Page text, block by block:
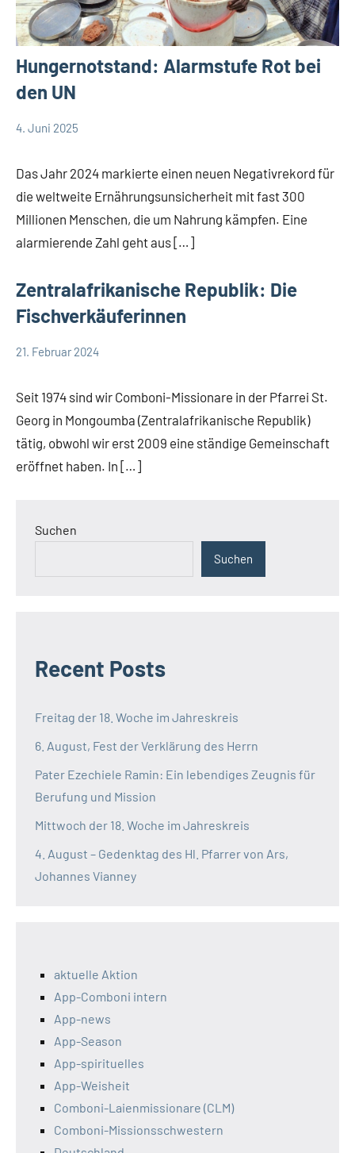
Hungernotstand: Alarmstufe Rot bei
den UN
4. Juni 2025
Das Jahr 2024 markierte einen neuen Negativrekord für
die weltweite Ernährungsunsicherheit mit fast 300
Millionen Menschen, die um Nahrung kämpfen. Eine
alarmierende Zahl geht aus […]
Zentralafrikanische Republik: Die
Fischverkäuferinnen
21. Februar 2024
Seit 1974 sind wir Comboni-Missionare in der Pfarrei St.
Georg in Mongoumba (Zentralafrikanische Republik)
tätig, obwohl wir erst 2009 eine ständige Gemeinschaft
eröffnet haben. In […]
Suchen
Suchen
Recent Posts
Freitag der 18. Woche im Jahreskreis
6. August, Fest der Verklärung des Herrn
Pater Ezechiele Ramin: Ein lebendiges Zeugnis für
Berufung und Mission
Mittwoch der 18. Woche im Jahreskreis
4. August – Gedenktag des Hl. Pfarrer von Ars,
Johannes Vianney
aktuelle Aktion
App-Comboni intern
App-news
App-Season
App-spirituelles
App-Weisheit
Comboni-Laienmissionare (CLM)
Comboni-Missionsschwestern